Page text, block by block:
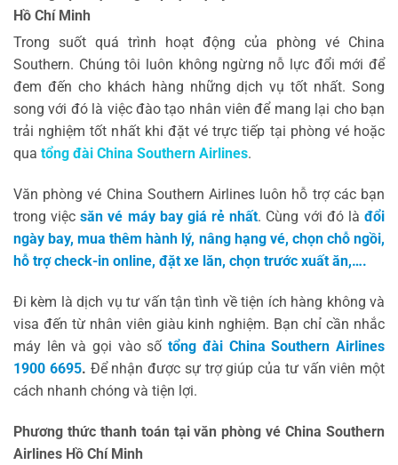
Hồ Chí Minh
Trong suốt quá trình hoạt động của phòng vé China
Southern. Chúng tôi luôn không ngừng nỗ lực đổi mới để
đem đến cho khách hàng những dịch vụ tốt nhất. Song
song với đó là việc đào tạo nhân viên để mang lại cho bạn
trải nghiệm tốt nhất khi đặt vé trực tiếp tại phòng vé hoặc
qua tổng đài China Southern Airlines.
Văn phòng vé China Southern Airlines luôn hỗ trợ các bạn
trong việcsăn vé máy bay giá rẻ nhất. Cùng với đó làđổi
ngày bay, mua thêm hành lý, nâng hạng vé, chọn chỗ ngồi,
hỗ trợ check-in online, đặt xe lăn, chọn trước xuất ăn,….
Đi kèm là dịch vụ tư vấn tận tình về tiện ích hàng không và
visa đến từ nhân viên giàu kinh nghiệm. Bạn chỉ cần nhắc
máy lên và gọi vào sốtổng đài China Southern Airlines
1900 6695. Để nhận được sự trợ giúp của tư vấn viên một
cách nhanh chóng và tiện lợi.
Phương thức thanh toán tại văn phòng vé China Southern
Airlines Hồ Chí Minh